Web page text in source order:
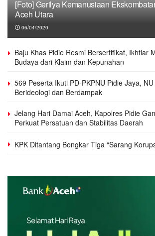
[Foto] Gerilya Kemanusiaan
Aceh Utara
06/04/2020
Baju Khas Pidie Resmi Bersertifikat, Ikhtiar
Budaya dari Klaim dan Kepunahan
569 Peserta Ikuti PD-PKPNU Pidie Jaya,
Berideologi dan Berdampak
Jelang Hari Damai Aceh, Kapolres Pidie
Perkuat Persatuan dan Stabilitas Daerah
KPK Ditantang Bongkar Tiga “Sarang